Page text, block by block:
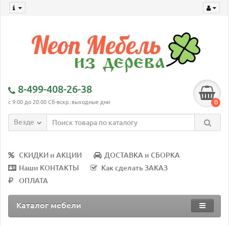
8-499-408-26-38
с 9:00 до 20:00 Сб-вскр.:выходные дни 0
Везде
СКИДКИ и АКЦИИ
ДОСТАВКА и СБОРКА
Наши КОНТАКТЫ
Как сделать ЗАКАЗ
ОПЛАТА
Каталог мебели